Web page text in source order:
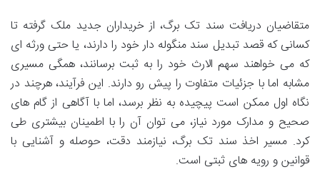
متقاضیان دریافت سند تک برگ، از خریداران جدید ملک گرفته تا
کسانی که قصد تبدیل سند منگوله دار خود را دارند، یا حتی ورثه ای
که می خواهند سهم الارث خود را به ثبت برسانند، همگی مسیری
مشابه اما با جزئیات متفاوت را پیش رو دارند. این فرآیند، هرچند در
نگاه اول ممکن است پیچیده به نظر برسد، اما با آگاهی از گام های
صحیح و مدارک مورد نیاز، می توان آن را با اطمینان بیشتری طی
کرد. مسیر اخذ سند تک برگ، نیازمند دقت، حوصله و آشنایی با
قوانین و رویه های ثبتی است.